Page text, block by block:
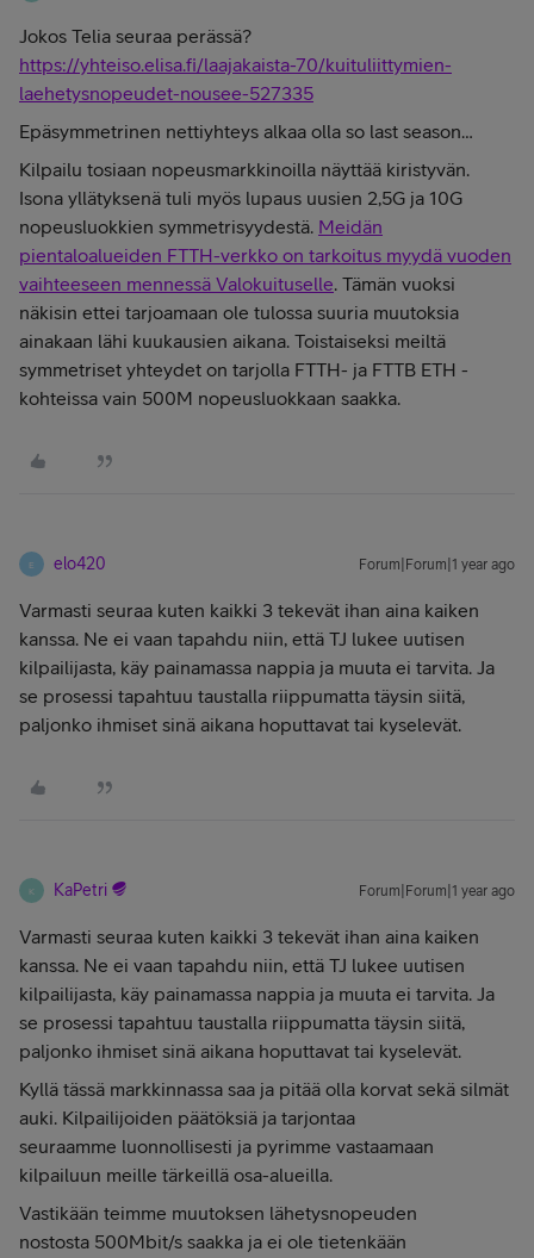
Jokos Telia seuraa perässä?
https://yhteiso.elisa.fi/laajakaista-70/kuituliittymien-
laehetysnopeudet-nousee-527335
Epäsymmetrinen nettiyhteys alkaa olla so last season…
Kilpailu tosiaan nopeusmarkkinoilla näyttää kiristyvän.
Isona yllätyksenä tuli myös lupaus uusien 2,5G ja 10G
nopeusluokkien symmetrisyydestä. Meidän
pientaloalueiden FTTH-verkko on tarkoitus myydä vuoden
vaihteeseen mennessä Valokuituselle. Tämän vuoksi
näkisin ettei tarjoamaan ole tulossa suuria muutoksia
ainakaan lähi kuukausien aikana. Toistaiseksi meiltä
symmetriset yhteydet on tarjolla FTTH- ja FTTB ETH -
kohteissa vain 500M nopeusluokkaan saakka.
E elo420 Forum|Forum|1 year ago
Varmasti seuraa kuten kaikki 3 tekevät ihan aina kaiken
kanssa. Ne ei vaan tapahdu niin, että TJ lukee uutisen
kilpailijasta, käy painamassa nappia ja muuta ei tarvita. Ja
se prosessi tapahtuu taustalla riippumatta täysin siitä,
paljonko ihmiset sinä aikana hoputtavat tai kyselevät.
K KaPetri Forum|Forum|1 year ago
Varmasti seuraa kuten kaikki 3 tekevät ihan aina kaiken
kanssa. Ne ei vaan tapahdu niin, että TJ lukee uutisen
kilpailijasta, käy painamassa nappia ja muuta ei tarvita. Ja
se prosessi tapahtuu taustalla riippumatta täysin siitä,
paljonko ihmiset sinä aikana hoputtavat tai kyselevät.
Kyllä tässä markkinnassa saa ja pitää olla korvat sekä silmät
auki. Kilpailijoiden päätöksiä ja tarjontaa
seuraamme luonnollisesti ja pyrimme vastaamaan
kilpailuun meille tärkeillä osa-alueilla.
Vastikään teimme muutoksen lähetysnopeuden
nostosta 500Mbit/s saakka ja ei ole tietenkään